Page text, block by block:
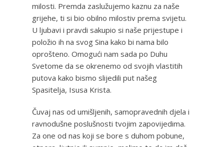
milosti. Premda zaslužujemo kaznu za naše
grijehe, ti si bio obilno milostiv prema svijetu.
U ljubavi i pravdi sakupio si naše prijestupe i
položio ih na svog Sina kako bi nama bilo
oprošteno. Omogući nam sada po Duhu
Svetome da se okrenemo od svojih vlastitih
putova kako bismo slijedili put našeg
Spasitelja, Isusa Krista.
Čuvaj nas od umišljenih, samopravednih djela i
ravnodušne poslušnosti tvojim zapovijedima.
Za one od nas koji se bore s duhom pobune,